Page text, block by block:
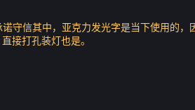
守信其中，亚克力发光字是当下使用的
接打孔装灯也是。